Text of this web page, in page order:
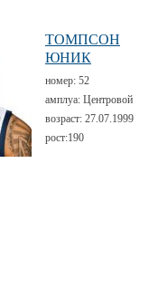
ТОМПСОН
ЮНИК
номер: 52
амплуа: Центровой
возраст: 27.07.1999
рост:190